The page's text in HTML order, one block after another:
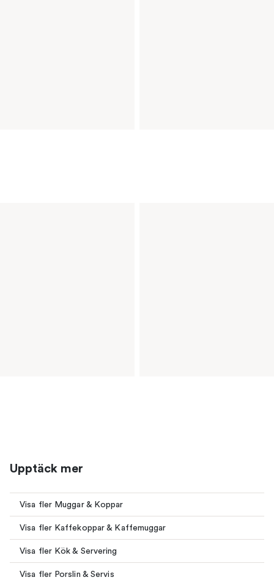
Upptäck mer
Visa fler Muggar & Koppar
Visa fler Kaffekoppar & Kaffemuggar
Visa fler Kök & Servering
Visa fler Porslin & Servis